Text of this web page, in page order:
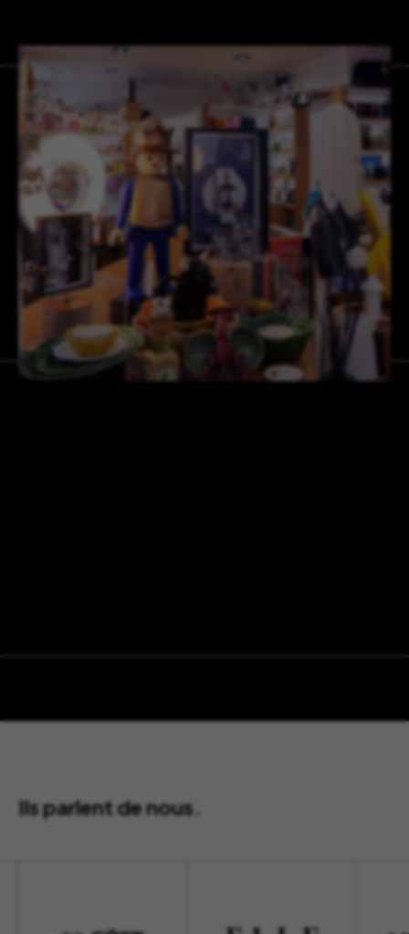
Ils parlent de nous.